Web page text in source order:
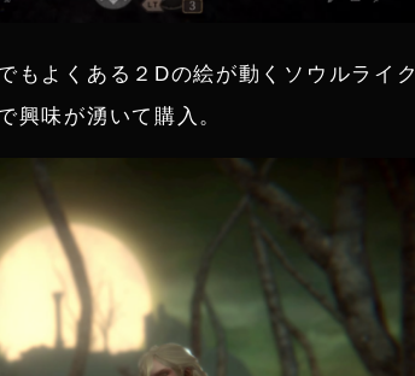
もよくある２Dの絵が動くソウルライク
興味が湧いて購入。